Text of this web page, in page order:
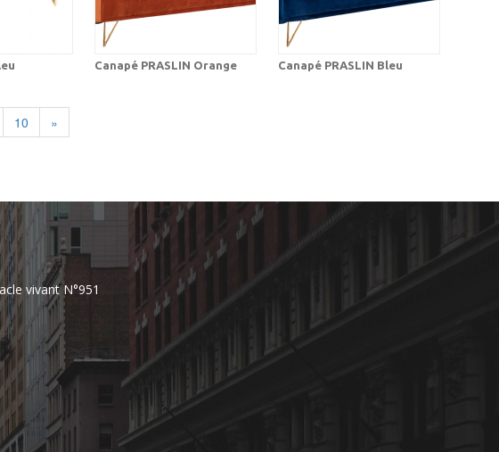
Canapé PRASLIN Orange Canapé PRASLIN Bleu
10 »
vivant N°951